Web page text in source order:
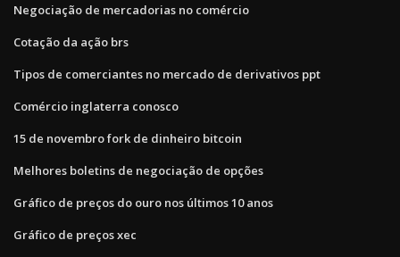
Negociação de mercadorias no comércio
Cotação da ação brs
Tipos de comerciantes no mercado de derivativos ppt
Comércio inglaterra conosco
15 de novembro fork de dinheiro bitcoin
Melhores boletins de negociação de opções
Gráfico de preços do ouro nos últimos 10 anos
Gráfico de preços xec